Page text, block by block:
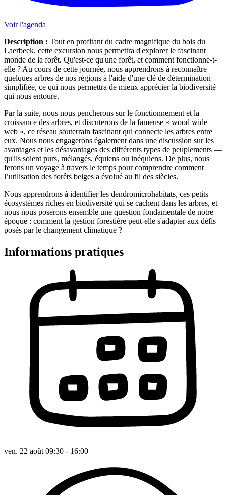
Voir l'agenda
Description : Tout en profitant du cadre magnifique du bois du
Laerbeek, cette excursion nous permettra d'explorer le fascinant
monde de la forêt. Qu'est-ce qu'une forêt, et comment fonctionne-t-
elle ? Au cours de cette journée, nous apprendrons à reconnaître
quelques arbres de nos régions à l'aide d'une clé de détermination
simplifiée, ce qui nous permettra de mieux apprécier la biodiversité
qui nous entoure.
Par la suite, nous nous pencherons sur le fonctionnement et la
croissance des arbres, et discuterons de la fameuse « wood wide
web », ce réseau souterrain fascinant qui connecte les arbres entre
eux. Nous nous engagerons également dans une discussion sur les
avantages et les désavantages des différents types de peuplements —
qu'ils soient purs, mélangés, équiens ou inéquiens. De plus, nous
ferons un voyage à travers le temps pour comprendre comment
l’utilisation des forêts belges a évolué au fil des siècles.
Nous apprendrons à identifier les dendromicrohabitats, ces petits
écosystèmes riches en biodiversité qui se cachent dans les arbres, et
nous nous poserons ensemble une question fondamentale de notre
époque : comment la gestion forestière peut-elle s'adapter aux défis
posés par le changement climatique ?
Informations pratiques
ven. 22 août 09:30 - 16:00